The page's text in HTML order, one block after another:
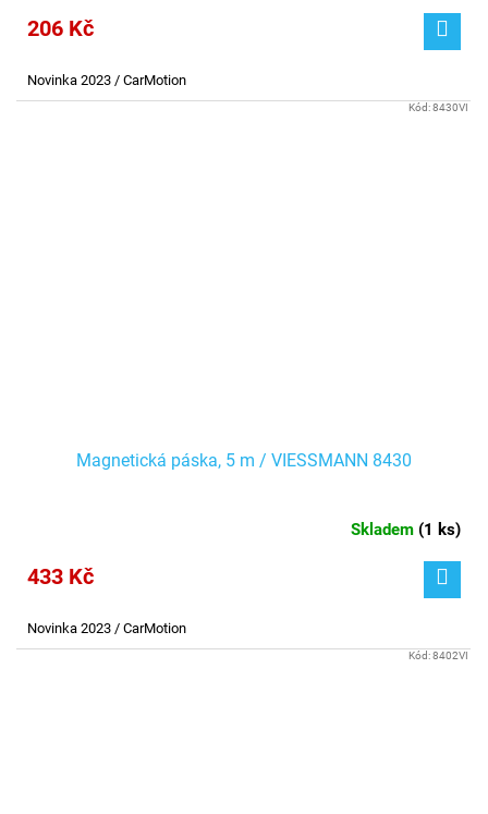
206 Kč
Novinka 2023 / CarMotion
Magnetická páska, 5 m / VIESSMANN 8430
Skladem (1 ks)
433 Kč
Novinka 2023 / CarMotion
Kód:8430VI
Kód:8402VI